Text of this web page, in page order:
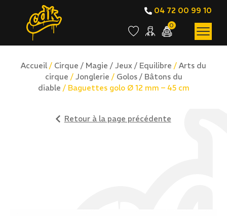
04 72 00 99 10
0
Accueil / Cirque / Magie / Jeux / Equilibre / Arts du
cirque / Jonglerie / Golos / Bâtons du
diable / Baguettes golo Ø 12 mm – 45 cm
Retour à la page précédente